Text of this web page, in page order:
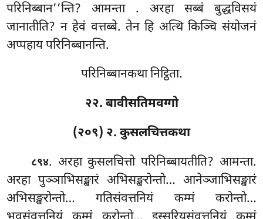
परिनिब्बान’’न्ति? आमन्ता . अरहा सब्बं बुद्धविसयं
जानातीति? न हेवं वत्तब्बे. तेन हि अत्थि किञ्चि संयोजनं
अप्पहाय परिनिब्बानन्ति.
परिनिब्बानकथा निट्ठिता.
२२. बावीसतिमवग्गो
(२०९) २. कुसलचित्तकथा
८९४. अरहाकुसलचित्तो परिनिब्बायतीति? आमन्ता.
अरहा पुञ्ञाभिसङ्खारं अभिसङ्खरोन्तो… आनेञ्जाभिसङ्खारं
अभिसङ्खरोन्तो… गतिसंवत्तनियं कम्मं करोन्तो…